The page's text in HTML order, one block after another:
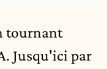
tournant
Jusqu'ici par